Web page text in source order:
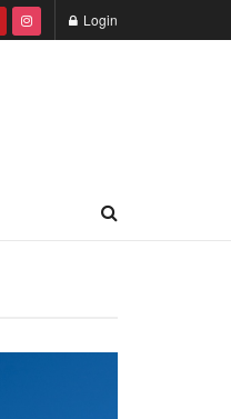
Login